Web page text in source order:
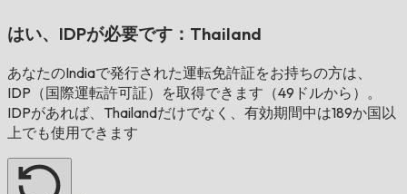
はい、IDPが必要です： Thailand
あなたのIndiaで発行された運転免許証をお持ちの方は、
IDP（国際運転許可証）を取得できます（49ドルから）。
IDPがあれば、 Thailandだけでなく、有効期間中は189か国以
上でも使用できます